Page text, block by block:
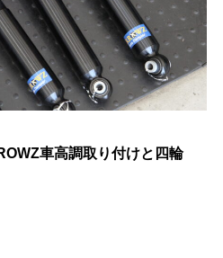
車高調取り付けと四輪